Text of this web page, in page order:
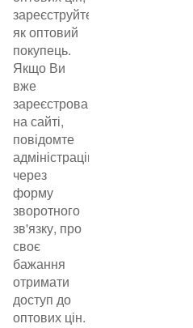
зареєструйтеся
як оптовий
покупець.
Якщо Ви
вже
зареєстровані
на сайті,
повідомте
адміністрацію
через
форму
зворотного
зв'язку, про
своє
бажання
отримати
доступ до
оптових цін.